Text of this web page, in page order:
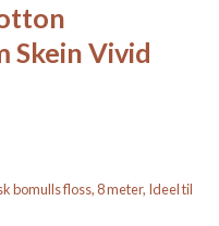
Skein Vivid
bomulls floss, 8 meter, Ideel til